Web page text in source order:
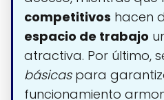
competitivos hacen
espacio de trabajo
atractiva. Por último,
básicaspara
funcionamiento